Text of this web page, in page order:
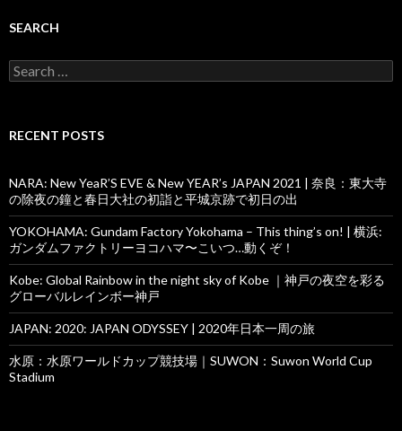
SEARCH
Search
for:
RECENT POSTS
NARA: New YeaR’S EVE & New YEAR’s JAPAN 2021 | 奈良：東大寺
の除夜の鐘と春日大社の初詣と平城京跡で初日の出
YOKOHAMA: Gundam Factory Yokohama – This thing’s on! | 横浜:
ガンダムファクトリーヨコハマ〜こいつ…動くぞ！
Kobe: Global Rainbow in the night sky of Kobe ｜神戸の夜空を彩る
グローバルレインボー神戸
JAPAN: 2020: JAPAN ODYSSEY | 2020年日本一周の旅
水原：水原ワールドカップ競技場｜SUWON：Suwon World Cup
Stadium